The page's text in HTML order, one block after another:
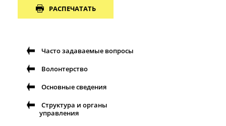
РАСПЕЧАТАТЬ
Часто задаваемые вопросы
Волонтерство
Основные сведения
Структура и органы
управления